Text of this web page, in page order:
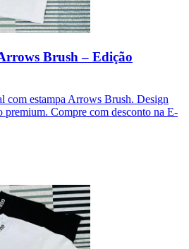
Brush – Edição
com estampa Arrows Brush. Design
Compre com desconto na E-